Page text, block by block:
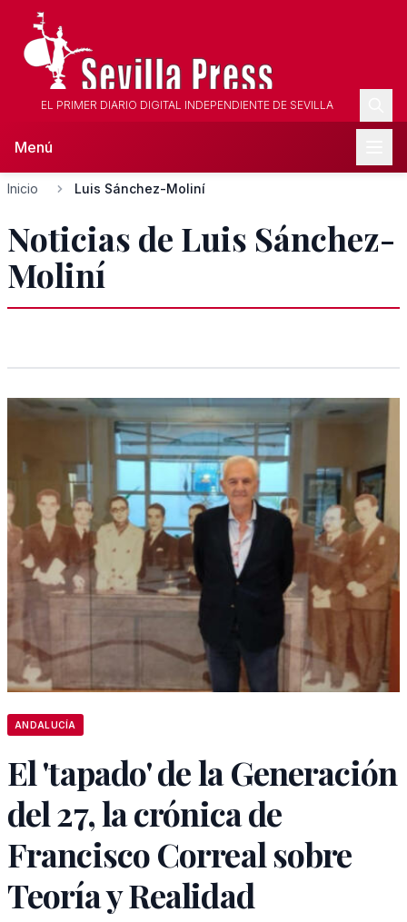
EL PRIMER DIARIO DIGITAL INDEPENDIENTE DE SEVILLA
Menú
Inicio Luis Sánchez-Moliní
Noticias de Luis Sánchez-
Moliní
ANDALUCÍA
El 'tapado' de la Generación
del 27, la crónica de
Francisco Correal sobre
Teoría y Realidad